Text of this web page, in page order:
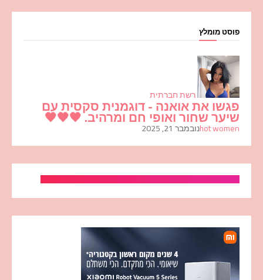
פוסט מומלץ
רשת חברתית
פגשו את אואנה - דוגמנית סקסית עם
שיער שחור ואופי חם ומרהיב. 🖤🖤🖤
hot womenנובמבר 21, 2025